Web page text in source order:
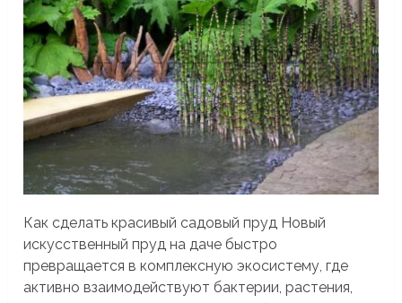
Как сделать красивый садовый пруд Новый
искусственный пруд на даче быстро
превращается в комплексную экосистему, где
активно взаимодействуют бактерии, растения,